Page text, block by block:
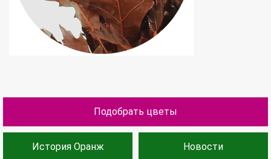
Подобрать цветы
История Оранж Новости